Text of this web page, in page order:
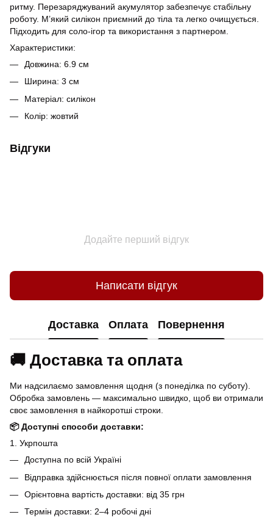
ритму. Перезаряджуваний акумулятор забезпечує стабільну
роботу. М’який силікон приємний до тіла та легко очищується.
Підходить для соло-ігор та використання з партнером.
Характеристики:
Довжина: 6.9 см
Ширина: 3 см
Матеріал: силікон
Колір: жовтий
Відгуки
Додайте перший відгук
Написати відгук
Доставка Оплата Повернення
🚚 Доставка та оплата
Ми надсилаємо замовлення щодня (з понеділка по суботу).
Обробка замовлень — максимально швидко, щоб ви отримали
своє замовлення в найкоротші строки.
📦 Доступні способи доставки:
1. Укрпошта
Доступна по всій Україні
Відправка здійснюється після повної оплати замовлення
Орієнтовна вартість доставки: від 35 грн
Термін доставки: 2–4 робочі дні